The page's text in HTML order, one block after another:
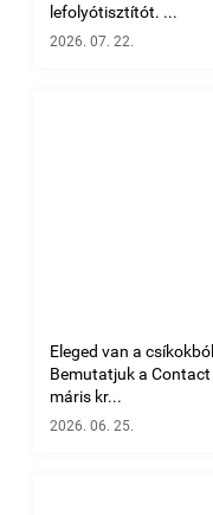
lefolyótisztítót. ...
2026. 07. 22.
Eleged van a
Bemutatjuk a
máris kr...
2026. 06. 25.